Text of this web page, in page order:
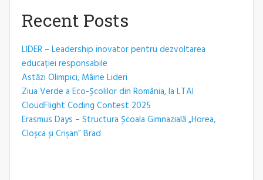
Recent Posts
LIDER – Leadership inovator pentru dezvoltarea
educației responsabile
Astăzi Olimpici, Mâine Lideri
Ziua Verde a Eco-Școlilor din România, la LTAI
CloudFlight Coding Contest 2025
Erasmus Days – Structura Școala Gimnazială „Horea,
Cloșca și Crișan” Brad